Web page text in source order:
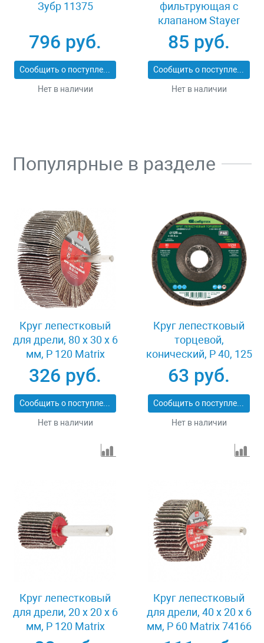
Зубр 11375
796 руб.
Сообщить о поступлении
Нет в наличии
фильтрующая с
клапаном Stayer
MASTER 11116
85 руб.
Сообщить о поступлении
Нет в наличии
Популярные в разделе
Круг лепестковый
для дрели, 80 х 30 х 6
мм, P 120 Matrix
74146
326 руб.
Сообщить о поступлении
Нет в наличии
Круг лепестковый
торцевой,
конический, Р 40, 125
х 22.2 мм Сибртех
74083
63 руб.
Сообщить о поступлении
Нет в наличии
Круг лепестковый
для дрели, 20 х 20 х 6
мм, P 120 Matrix
Круг лепестковый
для дрели, 40 х 20 х 6
мм, P 60 Matrix 74166